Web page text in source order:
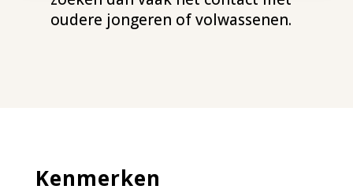
oudere jongeren of volwassenen.
Kenmerken